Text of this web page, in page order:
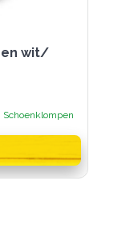
Schoenklompen